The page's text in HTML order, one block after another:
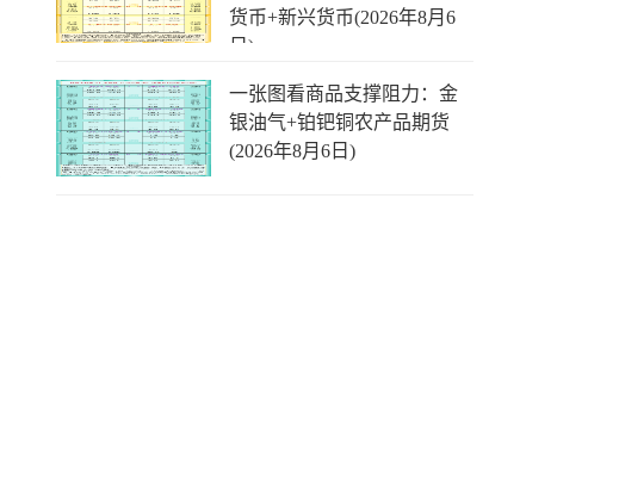
货币+新兴货币(2026年8月6
日)
一张图看商品支撑阻力：金
银油气+铂钯铜农产品期货
(2026年8月6日)